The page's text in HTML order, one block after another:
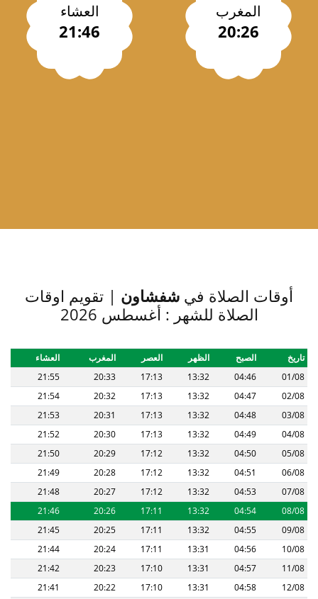
المغرب
20:26
العشاء
21:46
أوقات الصلاة في شفشاون | تقويم اوقات
الصلاة للشهر : أغسطس 2026
تاريخ الصبح الظهر العصر المغرب
العشاء
01/08
04:46
13:32
17:13
20:33
21:55
02/08
04:47
13:32
17:13
20:32
21:54
03/08
04:48
13:32
17:13
20:31
21:53
04/08
04:49
13:32
17:13
20:30
21:52
05/08
04:50
13:32
17:12
20:29
21:50
06/08
04:51
13:32
17:12
20:28
21:49
07/08
04:53
13:32
17:12
20:27
21:48
08/08
04:54
13:32
17:11
20:26
21:46
09/08
04:55
13:32
17:11
20:25
21:45
10/08
04:56
13:31
17:11
20:24
21:44
11/08
04:57
13:31
17:10
20:23
21:42
12/08
04:58
13:31
17:10
20:22
21:41